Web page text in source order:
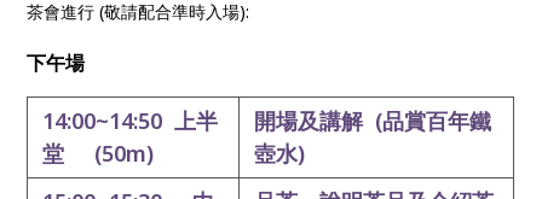
茶會進行 (敬請配合準時入場):
下午場
14:00~14:50 上半
堂 (50m)
開場及講解 (品賞百年鐵
壺水)